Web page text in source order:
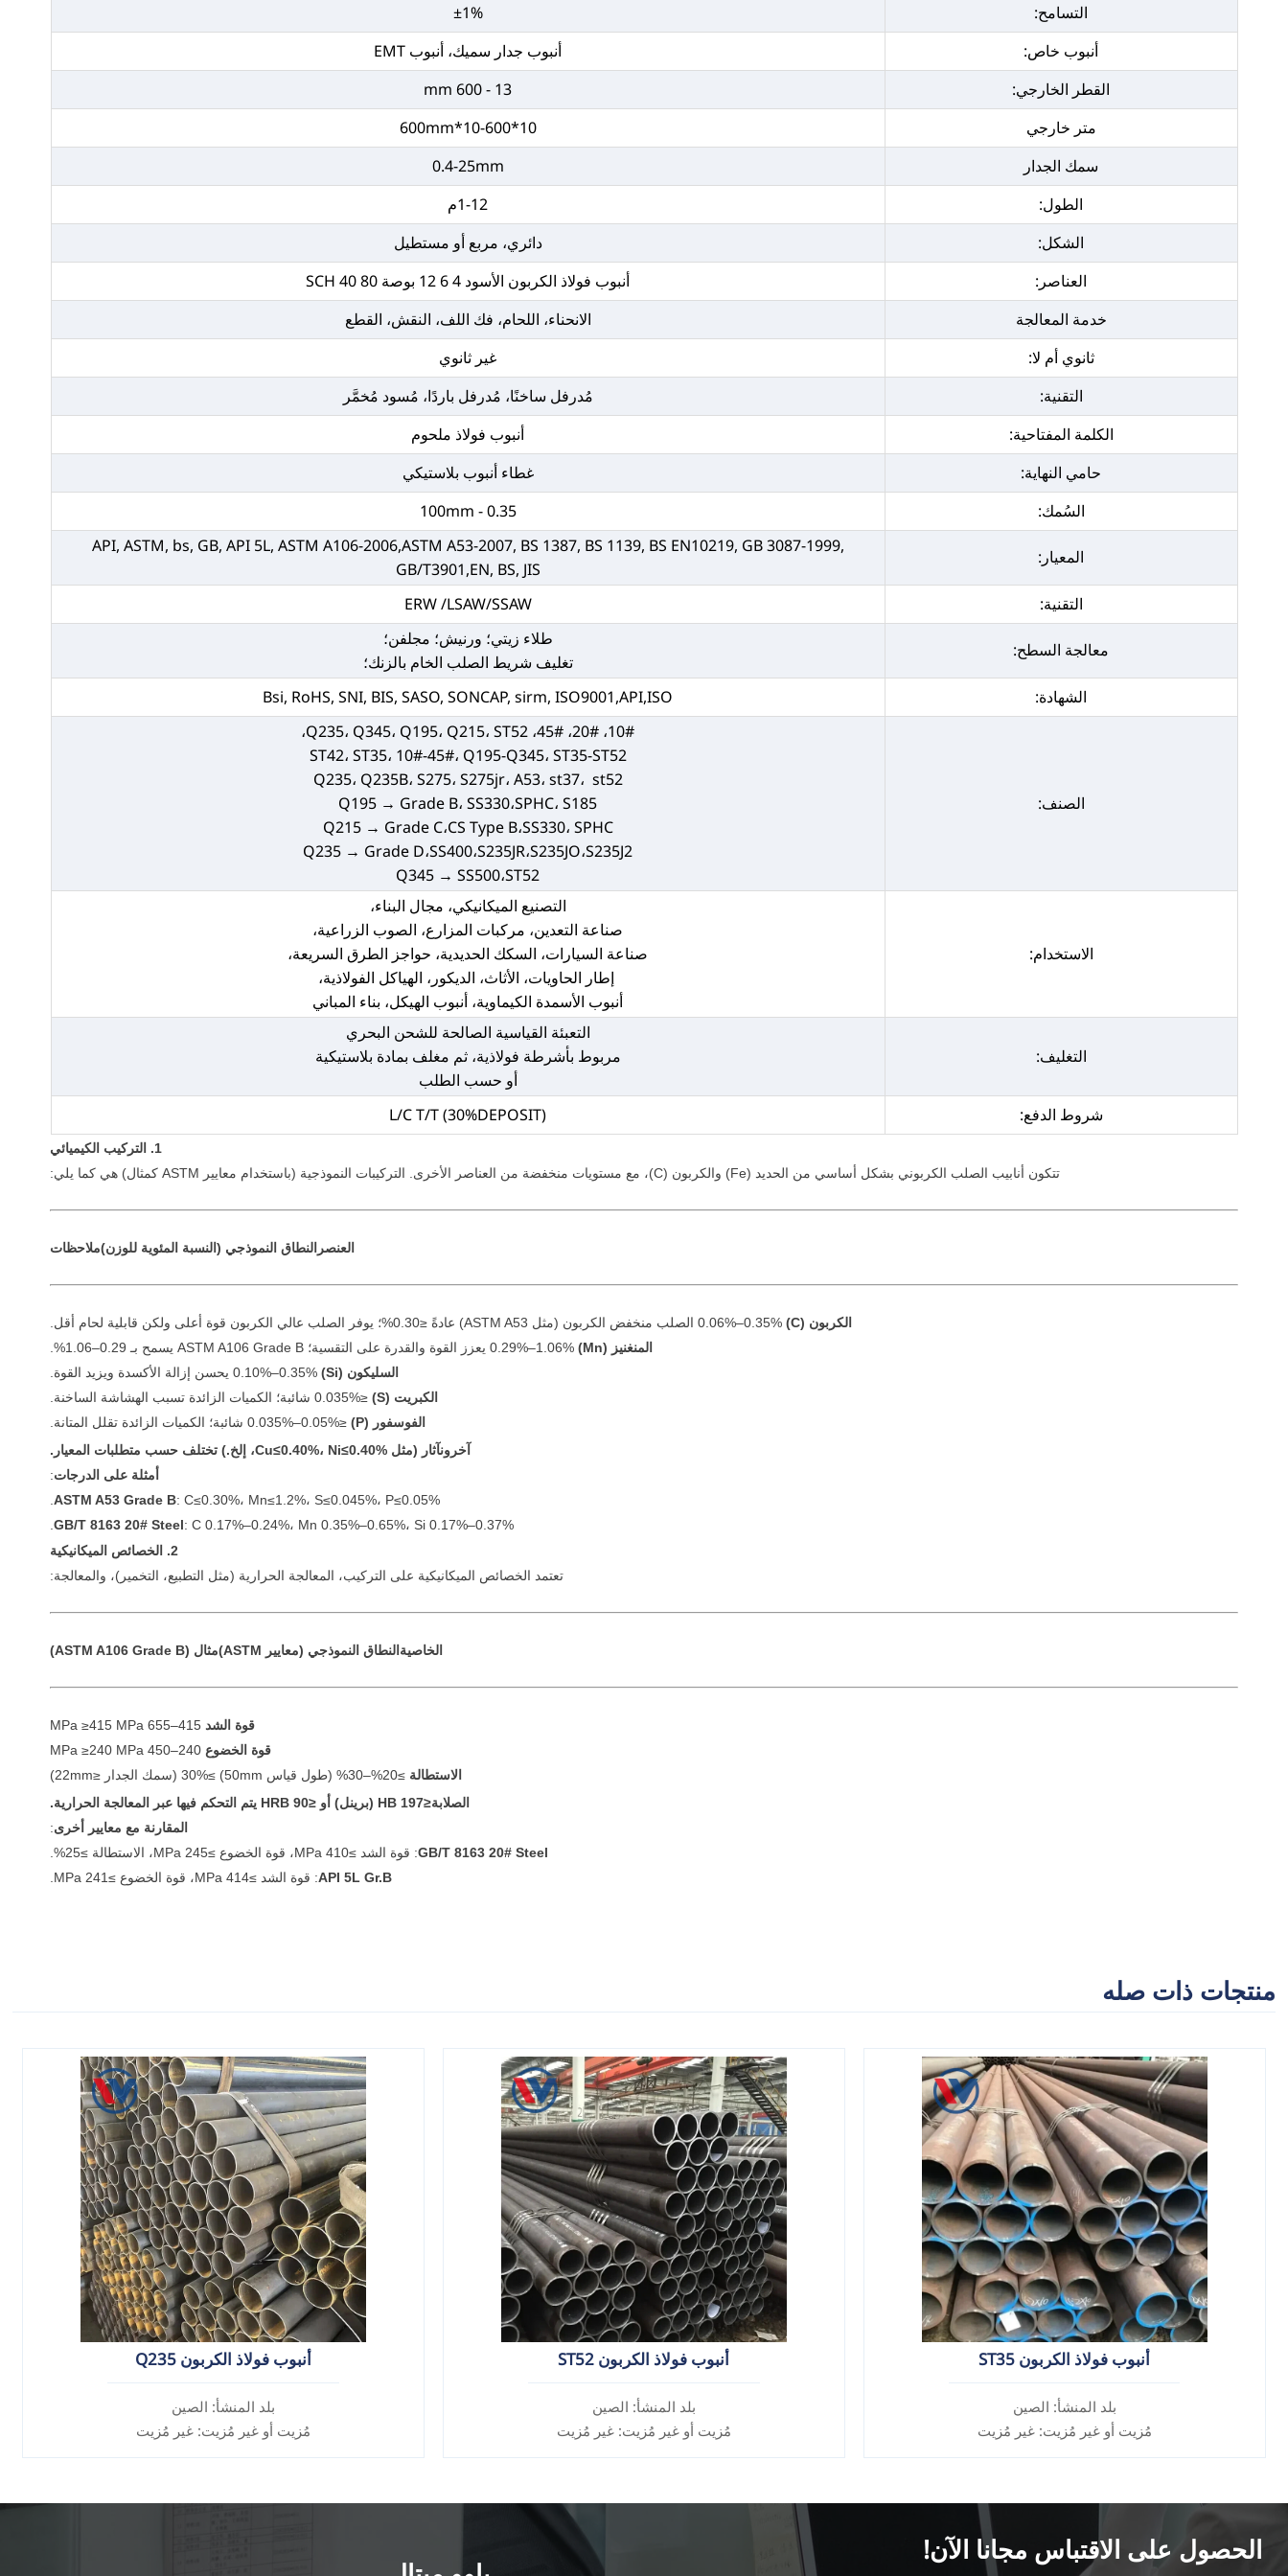
التسامح:
±1%
أنبوب خاص:
أنبوب جدار سميك، أنبوب EMT
القطر الخارجي:
13 - 600 mm
متر خارجي
10*10-600*600mm
سمك الجدار
0.4-25mm
الطول:
1-12م
الشكل:
دائري، مربع أو مستطيل
العناصر:
أنبوب فولاذ الكربون الأسود 4 6 12 بوصة SCH 40 80
خدمة المعالجة
الانحناء، اللحام، فك اللف، النقش، القطع
ثانوي أم لا:
غير ثانوي
التقنية:
مُدرفل ساخنًا، مُدرفل باردًا، مُسود مُخمَّر
الكلمة المفتاحية:
أنبوب فولاذ ملحوم
حامي النهاية:
غطاء أنبوب بلاستيكي
السُمك:
0.35 - 100mm
المعيار:
API, ASTM, bs, GB, API 5L, ASTM A106-2006,ASTM A53-2007, BS 1387, BS 1139, BS EN10219, GB 3087-1999,
GB/T3901,EN, BS, JIS
التقنية:
ERW /LSAW/SSAW
معالجة السطح:
طلاء زيتي؛ ورنيش؛ مجلفن؛
تغليف شريط الصلب الخام بالزنك؛
الشهادة:
Bsi, RoHS, SNI, BIS, SASO, SONCAP, sirm, ISO9001,API,ISO
الصنف:
10#، 20#، 45#، Q235، Q345، Q195، Q215، ST52،
ST42، ST35، 10#-45#، Q195-Q345، ST35-ST52
Q235، Q235B، S275، S275jr، A53، st37، st52
Q195 → Grade B، SS330،SPHC، S185
Q215 → Grade C،CS Type B،SS330، SPHC
Q235 → Grade D،SS400،S235JR،S235JO،S235J2
Q345 → SS500،ST52
الاستخدام:
التصنيع الميكانيكي، مجال البناء،
صناعة التعدين، مركبات المزارع، الصوب الزراعية،
صناعة السيارات، السكك الحديدية، حواجز الطرق السريعة،
إطار الحاويات، الأثاث، الديكور، الهياكل الفولاذية،
أنبوب الأسمدة الكيماوية، أنبوب الهيكل، بناء المباني
التغليف:
التعبئة القياسية الصالحة للشحن البحري
مربوط بأشرطة فولاذية، ثم مغلف بمادة بلاستيكية
أو حسب الطلب
شروط الدفع:
L/C T/T (30%DEPOSIT)
1. التركيب الكيميائي
تتكون أنابيب الصلب الكربوني بشكل أساسي من الحديد (Fe) والكربون (C)، مع مستويات منخفضة من العناصر الأخرى. التركيبات النموذجية (باستخدام معايير ASTM كمثال) هي كما يلي:
العنصر النطاق النموذجي (النسبة المئوية للوزن)ملاحظات
الكربون (C)
0.06%–0.35% الصلب منخفض الكربون (مثل ASTM A53) عادةً ≤0.30%؛ يوفر الصلب عالي الكربون قوة أعلى ولكن قابلية لحام أقل.
المنغنيز (Mn)
0.29%–1.06% يعزز القوة والقدرة على التقسية؛ ASTM A106 Grade B يسمح بـ 0.29–1.06%.
السليكون (Si)
0.10%–0.35% يحسن إزالة الأكسدة ويزيد القوة.
الكبريت (S)
≤0.035% شائبة؛ الكميات الزائدة تسبب الهشاشة الساخنة.
الفوسفور (P)
≤0.035%–0.05% شائبة؛ الكميات الزائدة تقلل المتانة.
آخرونآثار (مثل Cu≤0.40%، Ni≤0.40%، إلخ.) تختلف حسب متطلبات المعيار.
أمثلة على الدرجات:
ASTM A53 Grade B: C≤0.30%، Mn≤1.2%، S≤0.045%، P≤0.05%.
GB/T 8163 20# Steel: C 0.17%–0.24%، Mn 0.35%–0.65%، Si 0.17%–0.37%.
2. الخصائص الميكانيكية
تعتمد الخصائص الميكانيكية على التركيب، المعالجة الحرارية (مثل التطبيع، التخمير)، والمعالجة:
الخاصية النطاق النموذجي (معايير ASTM) مثال (ASTM A106 Grade B)
قوة الشد415–655 MPa ≥415 MPa
قوة الخضوع
الاستطالة ≥20%–30% (طول قياس 50mm) ≥30% (سمك الجدار ≤22mm)
الصلابة≤197 HB (برينل) أو ≤90 HRB يتم التحكم فيها عبر المعالجة الحرارية.
المقارنة مع معايير أخرى:
GB/T 8163 20# Steel: قوة الشد ≥410 MPa، قوة الخضوع ≥245 MPa، الاستطالة ≥25%.
API 5L Gr.B: قوة الشد ≥414 MPa، قوة الخضوع ≥241 MPa.
منتجات ذات صله
أنبوب فولاذ الكربون Q235
بلد المنشأ: الصين
مُزيت أو غير مُزيت: غير مُزيت
سبيكة أم لا: غير سبيكة
أنبوب فولاذ الكربون ST52
بلد المنشأ: الصين
مُزيت أو غير مُزيت: غير مُزيت
سبيكة أم لا: غير سبيكة
أنبوب فولاذ الكربون ST35
بلد المنشأ: الصين
مُزيت أو غير مُزيت: غير مُزيت
سبيكة أم لا: غير سبيكة
الحصول على الاقتباس مجانا الآن!